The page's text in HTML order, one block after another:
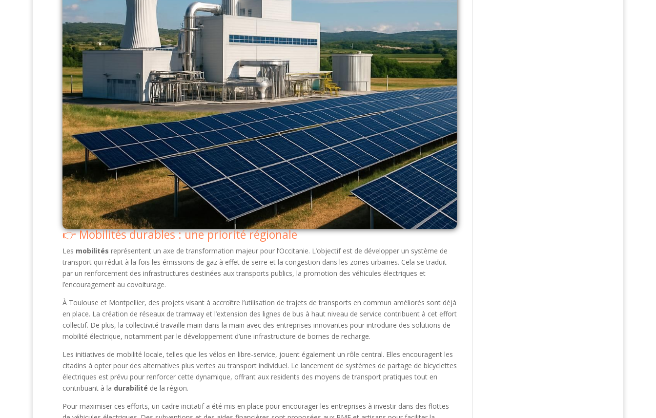
Mobilités durables : une priorité régionale
Les mobilités représentent un axe de transformation majeur pour l’Occitanie. L’objectif est de développer un système de
transport qui réduit à la fois les émissions de gaz à effet de serre et la congestion dans les zones urbaines. Cela se traduit
par un renforcement des infrastructures destinées aux transports publics, la promotion des véhicules électriques et
l’encouragement au covoiturage.
À Toulouse et Montpellier, des projets visant à accroître l’utilisation de trajets de transports en commun améliorés sont déjà
en place. La création de réseaux de tramway et l’extension des lignes de bus à haut niveau de service contribuent à cet effort
collectif. De plus, la collectivité travaille main dans la main avec des entreprises innovantes pour introduire des solutions de
mobilité électrique, notamment par le développement d’une infrastructure de bornes de recharge.
Les initiatives de mobilité locale, telles que les vélos en libre-service, jouent également un rôle central. Elles encouragent les
citadins à opter pour des alternatives plus vertes au transport individuel. Le lancement de systèmes de partage de bicyclettes
électriques est prévu pour renforcer cette dynamique, offrant aux residents des moyens de transport pratiques tout en
contribuant à la durabilité de la région.
Pour maximiser ces efforts, un cadre incitatif a été mis en place pour encourager les entreprises à investir dans des flottes